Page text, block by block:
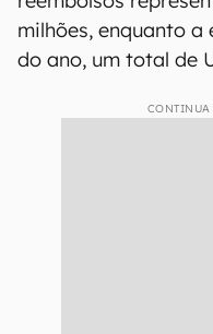
milhões, enquanto
do ano, um total de